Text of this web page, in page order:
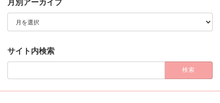
月別アーカイブ
月
イ
ブ
サイト内検索